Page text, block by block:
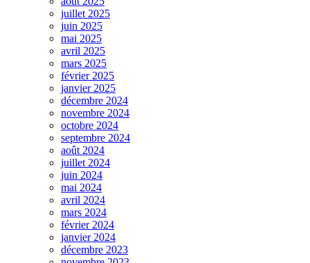
juillet 2025
juin 2025
mai 2025
avril 2025
mars 2025
février 2025
janvier 2025
décembre 2024
novembre 2024
octobre 2024
septembre 2024
août 2024
juillet 2024
juin 2024
mai 2024
avril 2024
mars 2024
février 2024
janvier 2024
décembre 2023